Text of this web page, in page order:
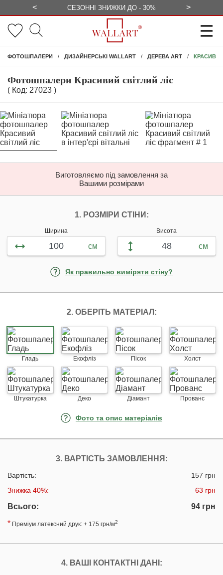
< СЕЗОННІ ЗНИЖКИ ДО - 30% >
ФОТОШПАЛЕРИ ДИЗАЙНЕРСЬКІ WALLART ДЕРЕВА ART
Фотошпалери Красивий світлий ліс
( Код: 27023 )
Виготовляємо під замовлення за
Вашими розмірами
1. РОЗМІРИ СТІНИ:
Ширина
см
Висота
см
Як правильно виміряти стіну?
2. ОБЕРІТЬ МАТЕРІАЛ:
Гладь Екофліз Пісок Холст
Штукатурка Деко Діамант Прованс
Фото та опис матеріалів
3. ВАРТІСТЬ ЗАМОВЛЕННЯ:
Вартість:
157 грн
Знижка 40%:
63 грн
Всього:
94 грн
* Преміум латексний друк: + 175 грн/м2
4. ВАШІ КОНТАКТНІ ДАНІ: